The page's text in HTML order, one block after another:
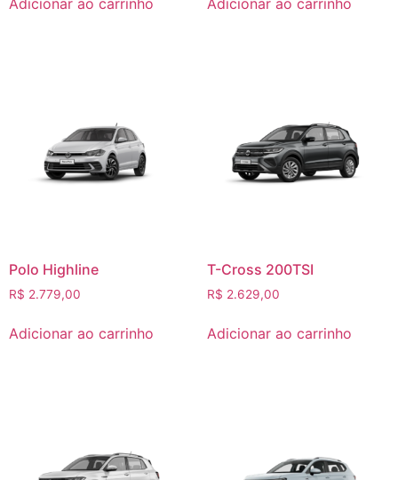
Adicionar ao carrinho Adicionar ao carrinho
Polo Highline
R$ 2.779,00
Adicionar ao carrinho
T-Cross 200TSI
R$ 2.629,00
Adicionar ao carrinho